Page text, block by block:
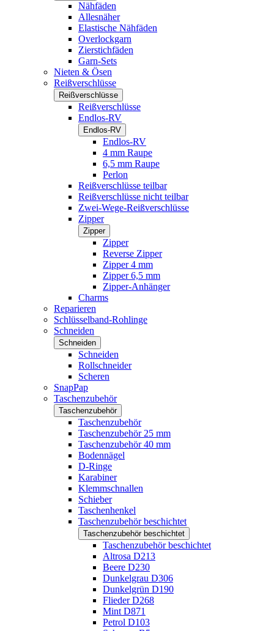
Nähfäden
Allesnäher
Elastische Nähfäden
Overlockgarn
Zierstichfäden
Garn-Sets
Nieten & Ösen
Reißverschlüsse
Reißverschlüsse
Reißverschlüsse
Endlos-RV
Endlos-RV
Endlos-RV
4 mm Raupe
6,5 mm Raupe
Perlon
Reißverschlüsse teilbar
Reißverschlüsse nicht teilbar
Zwei-Wege-Reißverschlüsse
Zipper
Zipper
Zipper
Reverse Zipper
Zipper 4 mm
Zipper 6,5 mm
Zipper-Anhänger
Charms
Reparieren
Schlüsselband-Rohlinge
Schneiden
Schneiden
Schneiden
Rollschneider
Scheren
SnapPap
Taschenzubehör
Taschenzubehör
Taschenzubehör
Taschenzubehör 25 mm
Taschenzubehör 40 mm
Bodennägel
D-Ringe
Karabiner
Klemmschnallen
Schieber
Taschenhenkel
Taschenzubehör beschichtet
Taschenzubehör beschichtet
Taschenzubehör beschichtet
Altrosa D213
Beere D230
Dunkelgrau D306
Dunkelgrün D190
Flieder D268
Mint D871
Petrol D103